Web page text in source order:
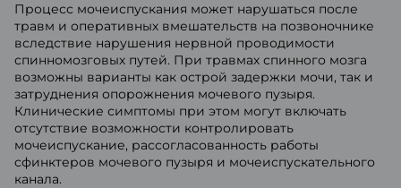
Процесс мочеиспускания может нарушаться после
травм и оперативных вмешательств на позвоночнике
вследствие нарушения нервной проводимости
спинномозговых путей. При травмах спинного мозга
возможны варианты как острой задержки мочи, так и
затруднения опорожнения мочевого пузыря.
Клинические симптомы при этом могут включать
отсутствие возможности контролировать
мочеиспускание, рассогласованность работы
сфинктеров мочевого пузыря и мочеиспускательного
канала.